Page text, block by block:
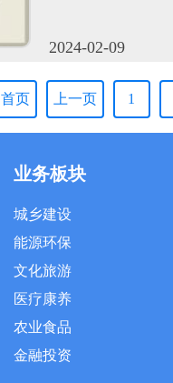
2024-02-09
首页 上一页 1
业务板块
城乡建设
能源环保
文化旅游
医疗康养
农业食品
金融投资